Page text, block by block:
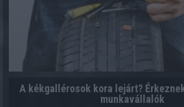
A kékgallérosok kora lejárt?
munkavállalók